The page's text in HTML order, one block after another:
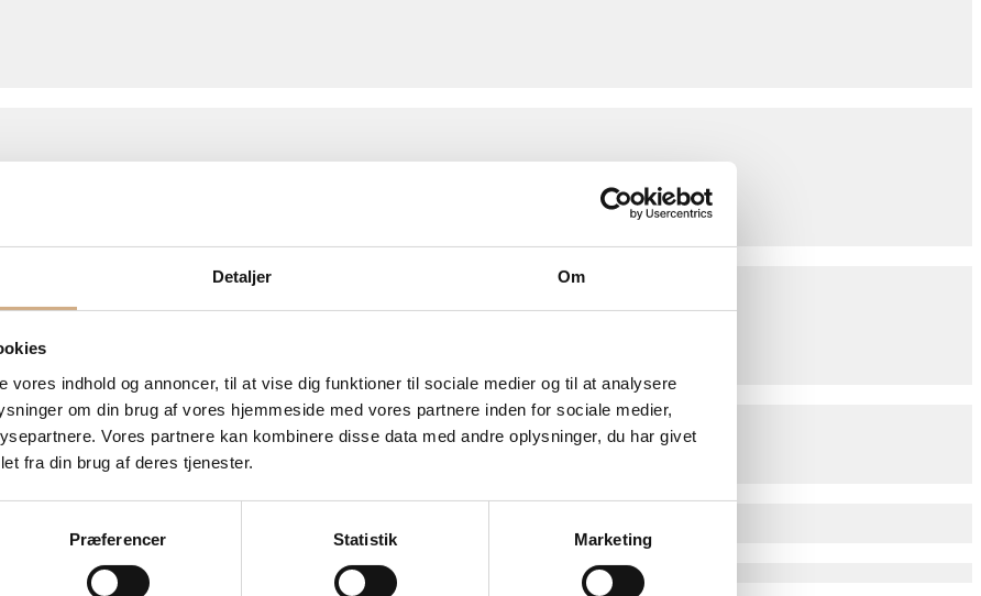
Detaljer Om
vores indhold og annoncer, til at vise dig funktioner til sociale medier og til at analysere
om din brug af vores hjemmeside med vores partnere inden for sociale medier,
Vores partnere kan kombinere disse data med andre oplysninger, du har givet
fra din brug af deres tjenester.
Præferencer Statistik Marketing